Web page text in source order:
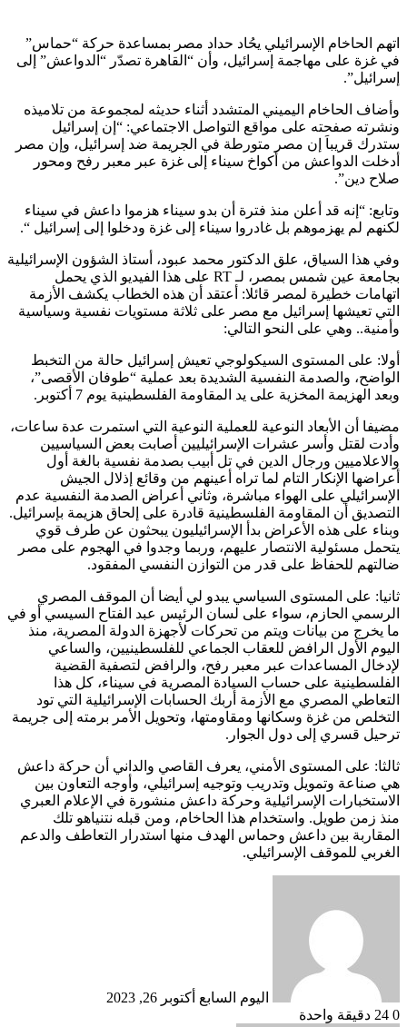
اتهم الحاخام الإسرائيلي يحُاد حداد مصر بمساعدة حركة “حماس”
في غزة على مهاجمة إسرائيل، وأن “القاهرة تصدّر “الدواعش” إلى
إسرائيل”.
وأضاف الحاخام اليميني المتشدد أثناء حديثه لمجموعة من تلاميذه
ونشرته صفحته على مواقع التواصل الاجتماعي: “إن إسرائيل
ستدرك قريباَ إن مصر متورطة في الجريمة ضد إسرائيل، وإن مصر
أدخلت الدواعش من أكواخ سيناء إلى غزة عبر معبر رفح ومحور
صلاح دين”.
وتابع: “إنه قد أعلن منذ فترة أن بدو سيناء هزموا داعش في سيناء
لكنهم لم يهزموهم بل غادروا سيناء إلى غزة ودخلوا إلى إسرائيل “.
وفي هذا السياق، علق الدكتور محمد عبود، أستاذ الشؤون الإسرائيلية
بجامعة عين شمس بمصر، لـ RT على هذا الفيديو الذي يحمل
اتهامات خطيرة لمصر قائلا: أعتقد أن هذه الخطاب يكشف الأزمة
التي تعيشها إسرائيل مع مصر على ثلاثة مستويات نفسية وسياسية
وأمنية.. وهي على النحو التالي:
أولا: على المستوى السيكولوجي تعيش إسرائيل حالة من التخبط
الواضح، والصدمة النفسية الشديدة بعد عملية “طوفان الأقصى”،
وبعد الهزيمة المخزية على يد المقاومة الفلسطينية يوم 7 أكتوبر.
مضيفا أن الأبعاد النوعية للعملية النوعية التي استمرت عدة ساعات،
وأدت لقتل وأسر عشرات الإسرائيليين أصابت بعض السياسيين
والاعلاميين ورجال الدين في تل أبيب بصدمة نفسية بالغة أول
أعراضها الإنكار التام لما تراه أعينهم من وقائع إذلال الجيش
الإسرائيلي على الهواء مباشرة، وثاني أعراض الصدمة النفسية عدم
التصديق أن المقاومة الفلسطينية قادرة على إلحاق هزيمة بإسرائيل.
وبناء على هذه الأعراض بدأ الإسرائيليون يبحثون عن طرف قوي
يتحمل مسئولية الانتصار عليهم، وربما وجدوا في الهجوم على مصر
ضالتهم للحفاظ على قدر من التوازن النفسي المفقود.
ثانيا: على المستوى السياسي يبدو لي أيضا أن الموقف المصري
الرسمي الحازم، سواء على لسان الرئيس عبد الفتاح السيسي أو في
ما يخرج من بيانات ويتم من تحركات لأجهزة الدولة المصرية، منذ
اليوم الأول الرافض للعقاب الجماعي للفلسطينيين، والساعي
لإدخال المساعدات عبر معبر رفح، والرافض لتصفية القضية
الفلسطينية على حساب السيادة المصرية في سيناء، كل هذا
التعاطي المصري مع الأزمة أربك الحسابات الإسرائيلية التي تود
التخلص من غزة وسكانها ومقاومتها، وتحويل الأمر برمته إلى جريمة
ترحيل قسري إلى دول الجوار.
ثالثا: على المستوى الأمني، يعرف القاصي والداني أن حركة داعش
هي صناعة وتمويل وتدريب وتوجيه إسرائيلي، وأوجه التعاون بين
الاستخبارات الإسرائيلية وحركة داعش منشورة في الإعلام العبري
منذ زمن طويل. واستخدام هذا الحاخام، ومن قبله نتنياهو تلك
المقاربة بين داعش وحماس الهدف منها استدرار التعاطف والدعم
الغربي للموقف الإسرائيلي.
اليوم السابع أكتوبر 26, 2023
0
دقيقة واحدة